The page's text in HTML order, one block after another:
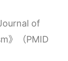
of
》（PMID